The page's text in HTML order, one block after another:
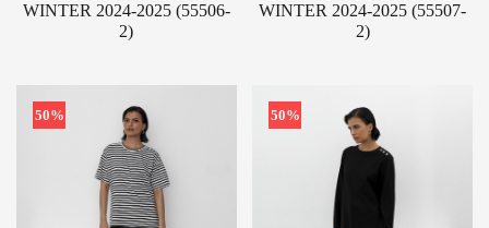
WINTER 2024-2025 (55506-
2)
WINTER 2024-2025 (55507-
2)
50% 50%